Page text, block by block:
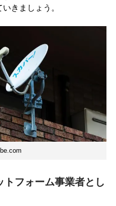
きましょう。
トフォーム事業者とし